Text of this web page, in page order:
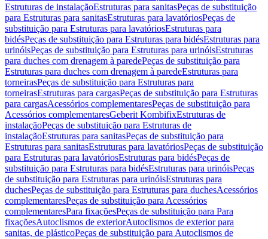
Estruturas de instalaçãoEstruturas para sanitasPeças de substituição
para Estruturas para sanitasEstruturas para lavatóriosPeças de
substituição para Estruturas para lavatóriosEstruturas para
bidésPeças de substituição para Estruturas para bidésEstruturas para
urinóisPeças de substituição para Estruturas para urinóisEstruturas
para duches com drenagem à paredePeças de substituição para
Estruturas para duches com drenagem à paredeEstruturas para
torneirasPeças de substituição para Estruturas para
torneirasEstruturas para cargasPeças de substituição para Estruturas
para cargasAcessórios complementaresPeças de substituição para
Acessórios complementaresGeberit KombifixEstruturas de
instalaçãoPeças de substituição para Estruturas de
instalaçãoEstruturas para sanitasPeças de substituição para
Estruturas para sanitasEstruturas para lavatóriosPeças de substituição
para Estruturas para lavatóriosEstruturas para bidésPeças de
substituição para Estruturas para bidésEstruturas para urinóisPeças
de substituição para Estruturas para urinóisEstruturas para
duchesPeças de substituição para Estruturas para duchesAcessórios
complementaresPeças de substituição para Acessórios
complementaresPara fixaçõesPeças de substituição para Para
fixaçõesAutoclismos de exteriorAutoclismos de exterior para
sanitas, de plásticoPeças de substituição para Autoclismos de